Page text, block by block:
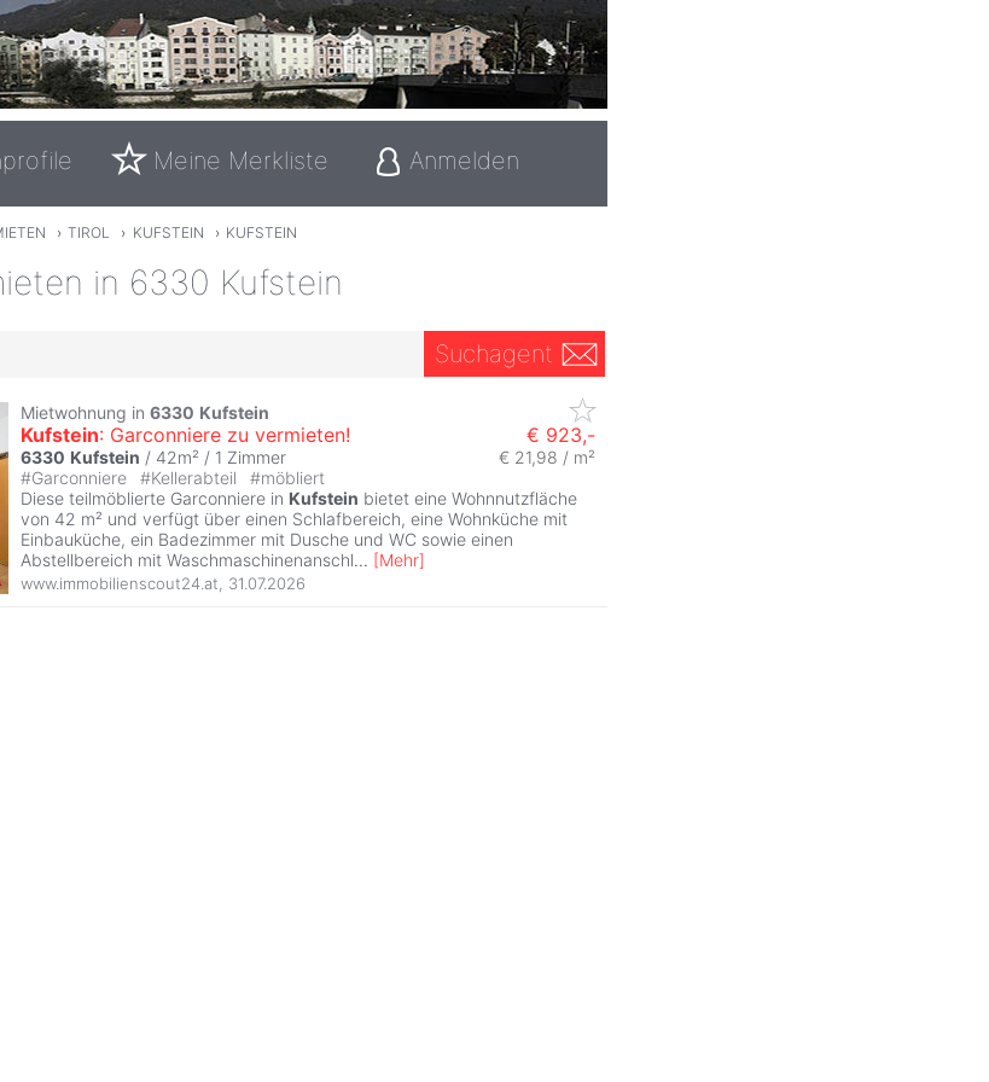
Meine Merkliste Anmelden
› TIROL › KUFSTEIN › KUFSTEIN
in 6330 Kufstein
Suchagent
Mietwohnung in 6330 Kufstein
Kufstein: Garconniere zu vermieten! € 923,-
6330 Kufstein / 42m² / 1 Zimmer
€ 21,98 / m²
#Garconniere #Kellerabteil #möbliert
Diese teilmöblierte Garconniere in Kufstein bietet eine Wohnnutzfläche
von 42 m² und verfügt über einen Schlafbereich, eine Wohnküche mit
Einbauküche, ein Badezimmer mit Dusche und WC sowie einen
Abstellbereich mit Waschmaschinenanschl... [Mehr]
www.immobilienscout24.at 31.07.2026